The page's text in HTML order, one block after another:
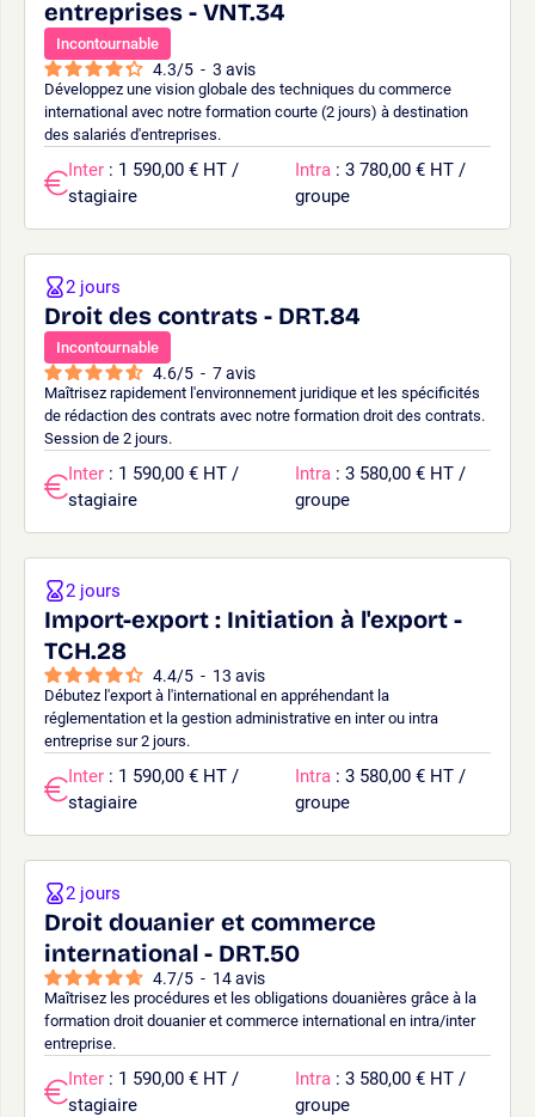
entreprises - VNT.34
Incontournable
4.3/5 - 3 avis
Développez une vision globale des techniques du commerce
international avec notre formation courte (2 jours) à destination
des salariés d'entreprises.
Inter : 1 590,00 € HT /
stagiaire
Intra : 3 780,00 € HT /
groupe
Droit des contrats - DRT.84
Incontournable
4.6/5 - 7avis
Maîtrisez rapidement l'environnement juridique et les spécificités
de rédaction des contrats avec notre formation droit des contrats.
Session de 2 jours.
2 jours
Inter : 1 590,00 € HT /
stagiaire
Intra : 3 580,00 € HT /
groupe
Import-export : Initiation à l'export -
TCH.28
4.4/5 - 13 avis
Débutez l'export à l'international en appréhendant la
réglementation et la gestion administrative en inter ou intra
entreprise sur 2 jours.
2 jours
Inter : 1 590,00 € HT /
stagiaire
Intra : 3 580,00 € HT /
groupe
Droit douanier et commerce
international - DRT.50
4.7/5 - 14avis
Maîtrisez les procédures et les obligations douanières grâce à la
formation droit douanier et commerce international en intra/inter
entreprise.
2 jours
Inter : 1 590,00 € HT /
stagiaire
Intra : 3 580,00 € HT /
groupe